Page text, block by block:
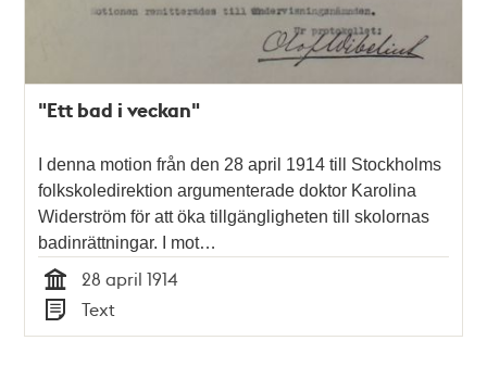
"Ett bad i veckan"
I denna motion från den 28 april 1914 till Stockholms
folkskoledirektion argumenterade doktor Karolina
Widerström för att öka tillgängligheten till skolornas
badinrättningar. I mot…
Tid
28 april 1914
Typ
Text